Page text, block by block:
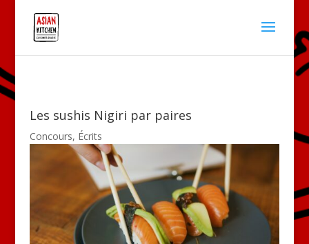
Les sushis Nigiri par paires
Concours, Écrits